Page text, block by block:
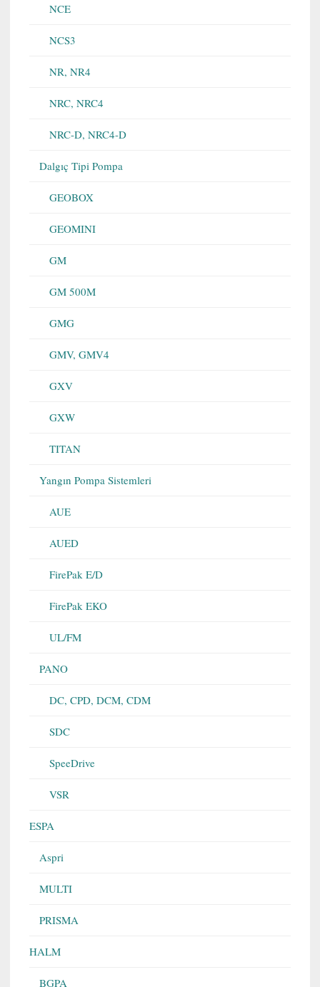
NCE
NCS3
NR, NR4
NRC, NRC4
NRC-D, NRC4-D
Dalgıç Tipi Pompa
GEOBOX
GEOMINI
GM
GM 500M
GMG
GMV, GMV4
GXV
GXW
TITAN
Yangın Pompa Sistemleri
AUE
AUED
FirePak E/D
FirePak EKO
UL/FM
PANO
DC, CPD, DCM, CDM
SDC
SpeeDrive
VSR
ESPA
Aspri
MULTI
PRISMA
HALM
BGPA